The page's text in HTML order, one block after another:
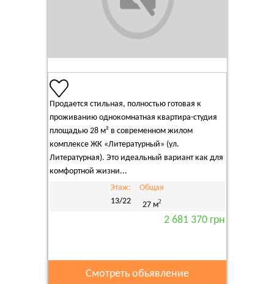
Продается стильная, полностью готовая к
проживанию однокомнатная квартира-студия
площадью 28 м² в современном жилом
комплексе ЖК «Литературный» (ул.
Литературная). Это идеальный вариант как для
комфортной жизни...
Этаж:
13/22
Общая
27 м2
2 681 370 грн
Смотреть обьявление